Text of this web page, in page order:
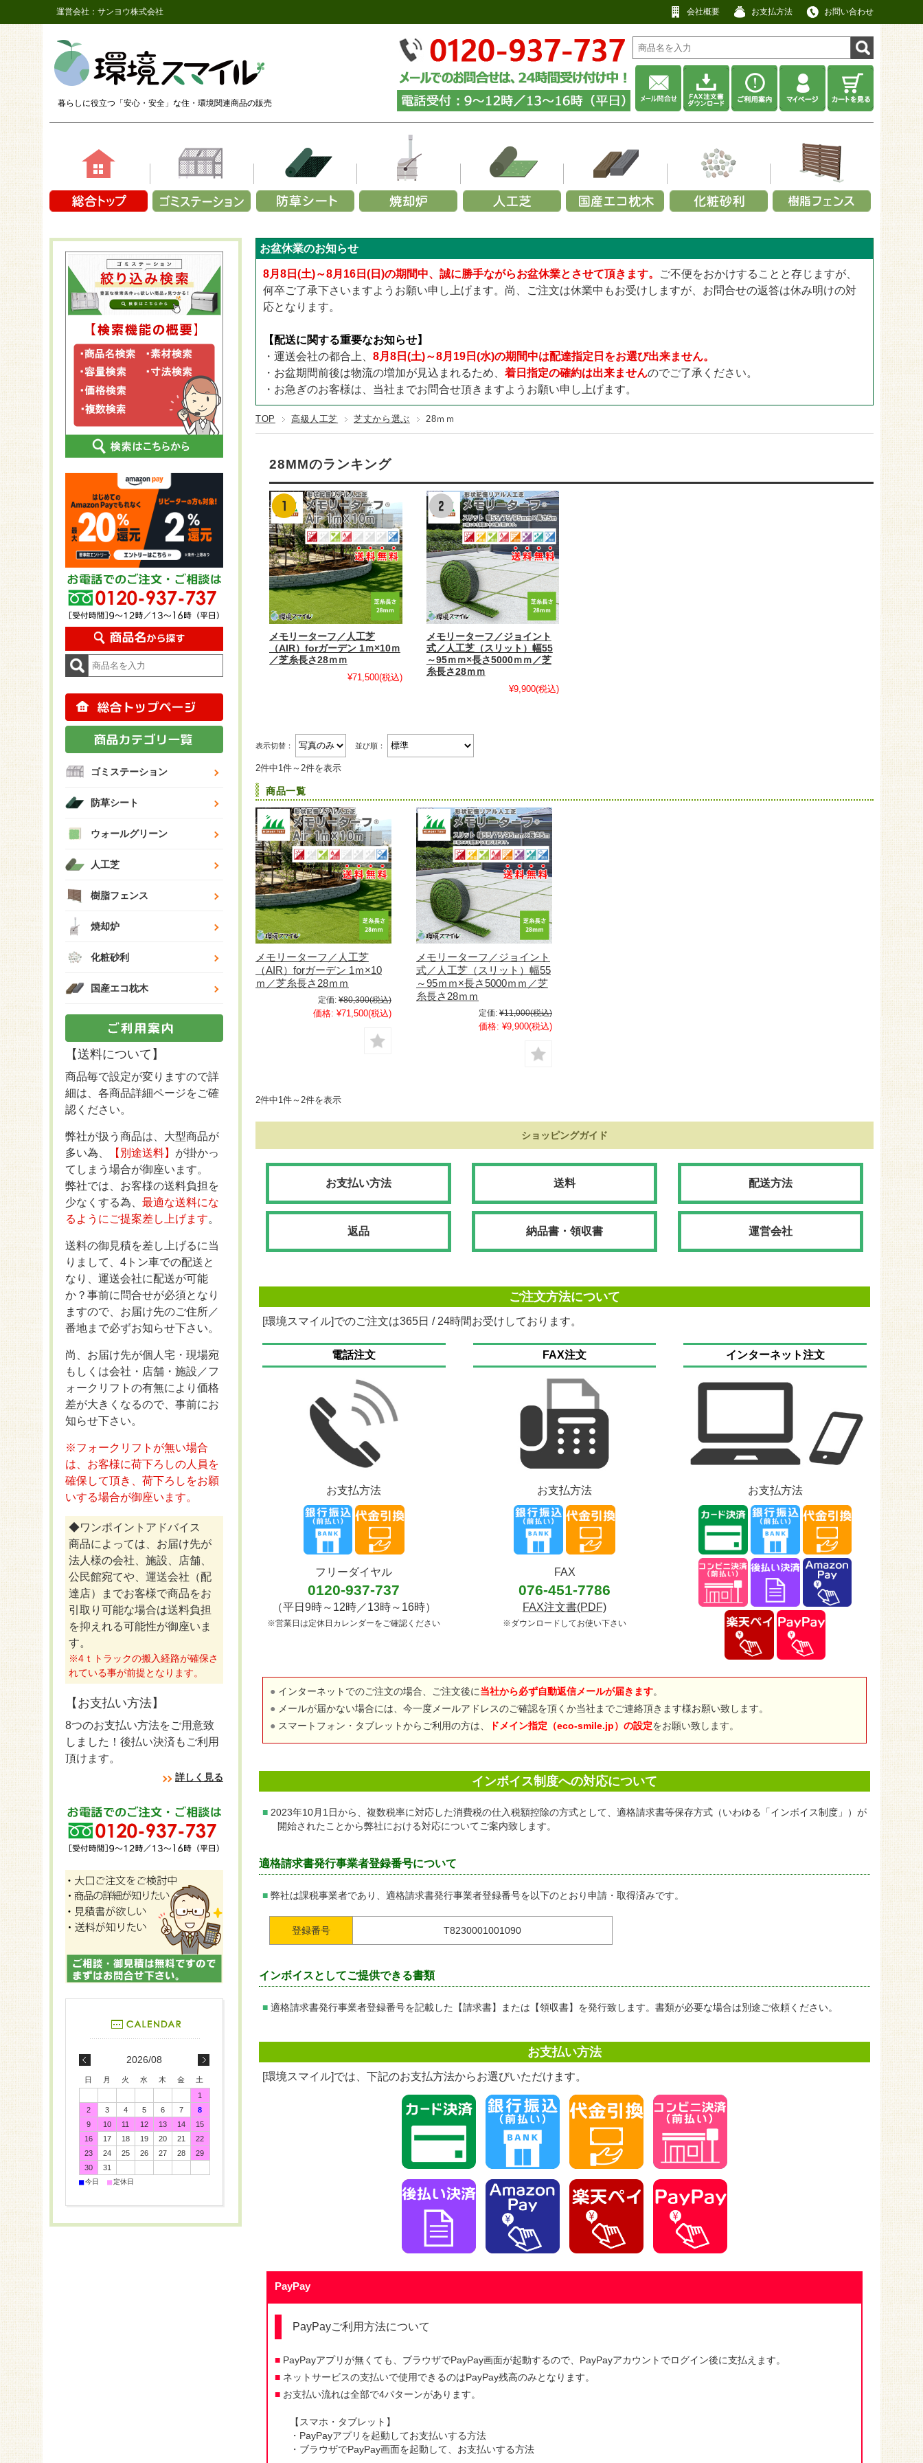
運営会社：サンヨウ株式会社 会社概要 お支払方法 お問い合わせ
暮らしに役立つ「安心・安全」な住・環境関連商品の販売
鉄（メッシュ）
プラスチック製
アルミ
折り畳み式
ステンレス
FRP
スチール
1～9袋
10～14袋
15～19袋
20～24袋
30～60袋
～1,200mm
1,200～1,500mm
1,500～1,800mm
セキスイ
リッチェル
ワクイ
メタルテック
ヨドコウ
四国化成
イナバ製作所
ザバーン350G
ザバーン240G
ザバーン136G
プランテックス240BB
KOMA100EX
KOMA150
KOMA200
KOMA250
緑化マルチフェルトVer.5
緑化マルチフェルトVer.600
砂利下・人工芝施工セット
むき出し(暴露)施工セット
約5年以上
約10年以上
0.5～0.64mm
0.8～2.0mm
ステンレス製
アルマ加工製
業務用ごみ焼却炉
簡易式ごみ焼却炉
事務所・商店
寺院・神社
商品シリーズから選ぶ
CLOVER TURF／あそびタイプ
CLOVER TURF／プレミアムタイプ
CLOVER TURF／Wタイプ
CLOVER TURF／レギュラータイプ
CLOVER TURF／カールタイプ
メモリーターフ／25ｍｍ
メモリーターフ／AIR
メモリーターフ／スクエア（ジョイント式）
景観用
屋上用
公園・遊具広場用
13mm
25mm
28mm
長さ2,000×幅200×厚み70mm (黒色)
長さ2,000×幅200×厚み70mm (茶色)
長さ2,000×幅200×厚み70mm (ナチュラル)
長さ2,000×幅200×厚み70mm (中古風／オーク)
長さ2,000×幅200×厚み140mm (茶色)
長さ2,000×幅200×厚み140mm (ナチュラル)
長さ2,000×幅200×厚み140mm (中古風／オーク)
玉石
黒
白
グレー
白
青・緑
ミックス
グレー
白
青・緑
ミックス
防草・防犯砂利
瓦チップ
柱・キャップ
固定部品
スクリーンフェンス
【無料】パネルサンプル
お盆休業のお知らせ
8月8日(土)～8月16日(日)の期間中、誠に勝手ながらお盆休業とさせて頂きます。
ご不便をおかけすることと存じますが、
何卒ご了承下さいますようお願い申し上げます。尚、ご注文は休業中もお受けしますが、お問合せの返答は休み明けの対
応となります。
【配送に関する重要なお知らせ】
・運送会社の都合上、 8月8日(土)～8月19日(水)の期間中は配達指定日をお選び出来ません。
・お盆期間前後は物流の増加が見込まれるため、 着日指定の確約は出来ませんのでご了承ください。
・お急ぎのお客様は、当社までお問合せ頂きますようお願い申し上げます。
TOP 高級人工芝 芝丈から選ぶ 28ｍｍ
28MMのランキング
メモリーターフ／人工芝
（AIR）forガーデン 1ｍ×10ｍ
／芝糸長さ28ｍｍ
¥71,500(税込)
メモリーターフ／ジョイント
式／人工芝（スリット）幅55
～95ｍｍ×長さ5000ｍｍ／芝
糸長さ28ｍｍ
¥9,900(税込)
表示切替： 並び順：
2件中1件～2件を表示
商品一覧
メモリーターフ／人工芝
（AIR）forガーデン 1ｍ×10
ｍ／芝糸長さ28ｍｍ
定価: ¥80,300(税込)
価格: ¥71,500(税込)
メモリーターフ／ジョイント
式／人工芝（スリット）幅55
～95ｍｍ×長さ5000ｍｍ／芝
糸長さ28ｍｍ
定価: ¥11,000(税込)
価格: ¥9,900(税込)
2件中1件～2件を表示
ショッピングガイド
お支払い方法 送料 配送方法
返品 納品書・領収書 運営会社
ご注文方法について
[環境スマイル]でのご注文は365日 / 24時間お受けしております。
電話注文
お支払方法
フリーダイヤル
0120-937-737
（平日9時～12時／13時～16時）
※営業日は定休日カレンダーをご確認ください
FAX注文
お支払方法
FAX
076-451-7786
FAX注文書(PDF)
※ダウンロードしてお使い下さい
インターネット注文
お支払方法
インターネットでのご注文の場合、ご注文後に当社から必ず自動返信メールが届きます。
メールが届かない場合には、今一度メールアドレスのご確認を頂くか当社までご連絡頂きます様お願い致します。
スマートフォン・タブレットからご利用の方は、
ドメイン指定（eco-smile.jp）の設定をお願い致します。
インボイス制度への対応について
2023年10月1日から、複数税率に対応した消費税の仕入税額控除の方式として、適格請求書等保存方式（いわゆる「インボイス制度」）が
開始されたことから弊社における対応についてご案内致します。
適格請求書発行事業者登録番号について
弊社は課税事業者であり、適格請求書発行事業者登録番号を以下のとおり申請・取得済みです。
登録番号 T8230001001090
インボイスとしてご提供できる書類
適格請求書発行事業者登録番号を記載した【請求書】または【領収書】を発行致します。書類が必要な場合は別途ご依頼ください。
お支払い方法
[環境スマイル]では、下記のお支払方法からお選びいただけます。
PayPay
PayPayご利用方法について
PayPayアプリが無くても、ブラウザでPayPay画面が起動するので、PayPayアカウントでログイン後に支払えます。
ネットサービスの支払いで使用できるのはPayPay残高のみとなります。
お支払い流れは全部で4パターンがあります。
【スマホ・タブレット】
・PayPayアプリを起動してお支払いする方法
・ブラウザでPayPay画面を起動して、お支払いする方法
ゴミステーション
防草シート
ウォールグリーン
人工芝
樹脂フェンス
焼却炉
化粧砂利
国産エコ枕木
【送料について】
商品毎で設定が変りますので詳
細は、各商品詳細ページをご確
認ください。
弊社が扱う商品は、大型商品が
多い為、
【別途送料】 が掛かっ
てしまう場合が御座います。
弊社では、お客様の送料負担を
少なくする為、 最適な送料にな
るようにご提案差し上げます。
送料の御見積を差し上げるに当
りまして、4トン車での配送と
なり、運送会社に配送が可能
か？事前に問合せが必須となり
ますので、お届け先のご住所／
番地まで必ずお知らせ下さい。
尚、お届け先が個人宅・現場宛
もしくは会社・店舗・施設／フ
ォークリフトの有無により価格
差が大きくなるので、事前にお
知らせ下さい。
※フォークリフトが無い場合
は、お客様に荷下ろしの人員を
確保して頂き、荷下ろしをお願
いする場合が御座います。
◆ワンポイントアドバイス
商品によっては、お届け先が
法人様の会社、施設、店舗、
公民館宛てや、運送会社（配
達店）までお客様で商品をお
引取り可能な場合は送料負担
を抑えれる可能性が御座いま
す。
※4ｔトラックの搬入経路が確保さ
れている事が前提となります。
【お支払い方法】
8つのお支払い方法をご用意致
しました！後払い決済もご利用
頂けます。
詳しく見る
2026/08
日 月 火 水 木 金
土
1
2
3 4 5 6 7
8
9
10 11 12 13 14
15
16
17 18 19 20 21
22
23
24 25 26 27 28
29
30
31
■今日 ■定休日